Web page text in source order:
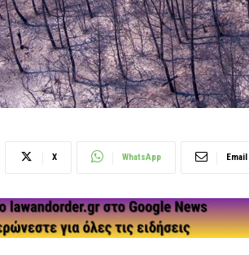
X WhatsApp Email